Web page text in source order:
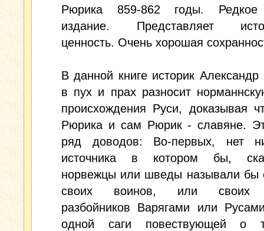
Рюрика 859-862 годы. Редкое
издание. Представляет
ценность. Очень хорошая
В данной книге историк Александр
в пух и прах разносит
происхождения Руси, доказывая
Рюрика и сам Рюрик - славяне.
ряд доводов: Во-первых, нет
источника в котором бы,
норвежцы или шведы называли бы
своих воинов, или своих
разбойников Варягами или
одной саги повествующей о